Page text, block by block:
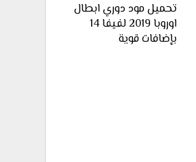
تحميل مود دوري ابطال
اوروبا 2019 لفيفا 14
بإضافات قوية